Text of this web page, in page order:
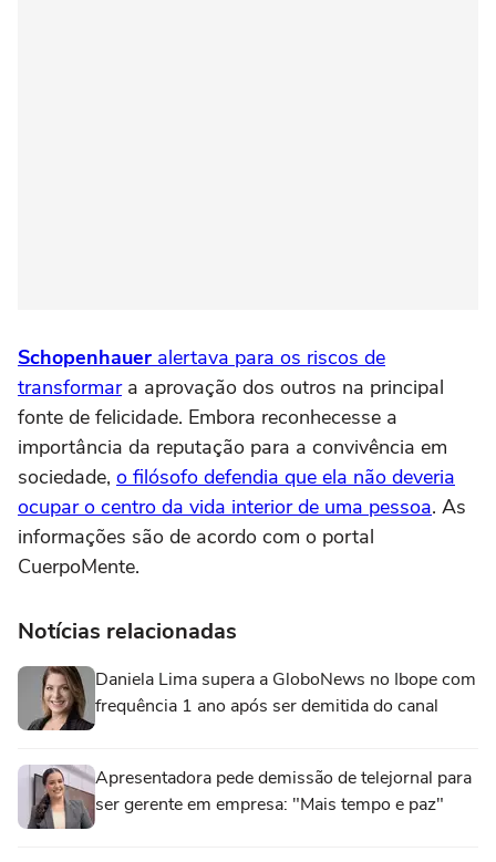
Schopenhauer alertava para os riscos de
transformara aprovação dos outros na principal
fonte de felicidade. Embora reconhecesse a
importância da reputação para a convivência em
sociedade, o filósofo defendia que ela não deveria
ocupar o centro da vida interior de uma pessoa. As
informações são de acordo com o portal
CuerpoMente.
Notícias relacionadas
Daniela Lima supera a GloboNews no Ibope com
frequência 1 ano após ser demitida do canal
Apresentadora pede demissão de telejornal para
ser gerente em empresa: "Mais tempo e paz"